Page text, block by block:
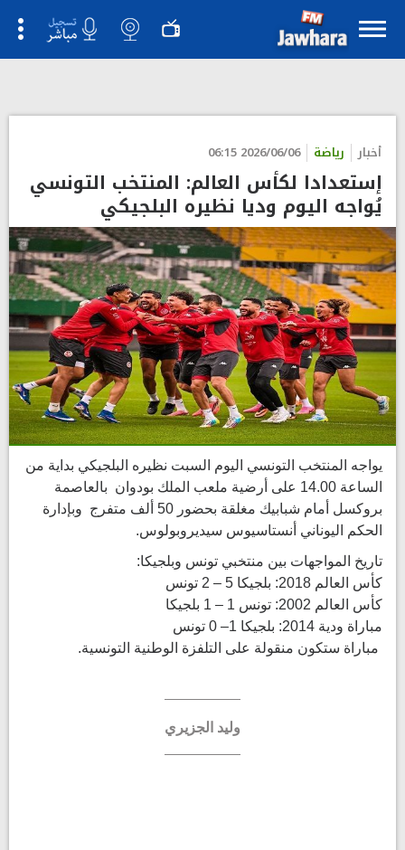
أخبار رياضة 2026/06/06 06:15
إستعدادا لكأس العالم: المنتخب التونسي
يُواجه اليوم وديا نظيره البلجيكي
يواجه المنتخب التونسي اليوم السبت نظيره البلجيكي بداية من
الساعة 14.00 على أرضية ملعب الملك بودوان بالعاصمة
بروكسل أمام شبابيك مغلقة بحضور 50 ألف متفرج وبإدارة
الحكم اليوناني أنستاسيوس سيديروبولوس.
تاريخ المواجهات بين منتخبي تونس وبلجيكا:
كأس العالم 2018: بلجيكا 5 – 2 تونس
كأس العالم 2002: تونس 1 – 1 بلجيكا
مباراة ودية 2014: بلجيكا 1– 0 تونس
مباراة ستكون منقولة على التلفزة الوطنية التونسية.
وليد الجزيري